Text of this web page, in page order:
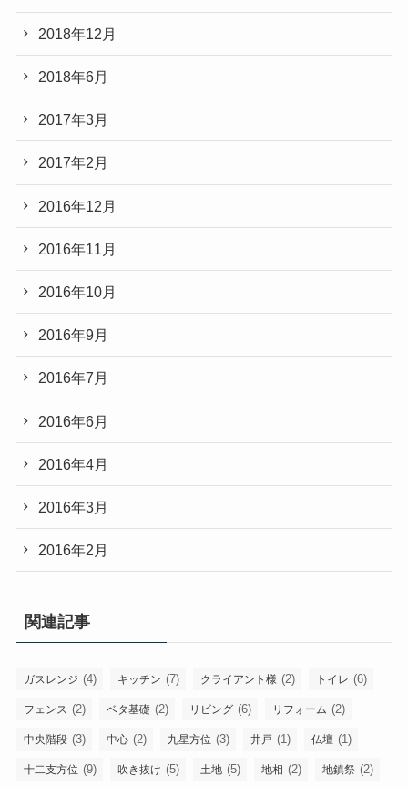
2018年12月
2018年6月
2017年3月
2017年2月
2016年12月
2016年11月
2016年10月
2016年9月
2016年7月
2016年6月
2016年4月
2016年3月
2016年2月
関連記事
ガスレンジ (4) キッチン (7) クライアント様 (2) トイレ (6)
フェンス (2) ベタ基礎 (2) リビング (6) リフォーム (2)
中央階段 (3) 中心 (2) 九星方位 (3) 井戸 (1) 仏壇 (1)
十二支方位 (9) 吹き抜け (5) 土地 (5) 地相 (2) 地鎮祭 (2)